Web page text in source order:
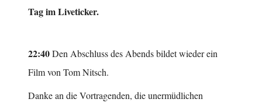
Tag im Liveticker.
22:40Den Abschluss des Abends bildet wieder ein
Film von Tom Nitsch.
Danke an die Vortragenden, die unermüdlichen